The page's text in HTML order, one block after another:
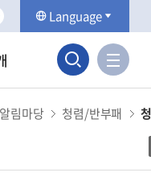
화
면
크
기
축
소
Language
검
색
영
사
이
맵
가
알림마당 청렴/반부패